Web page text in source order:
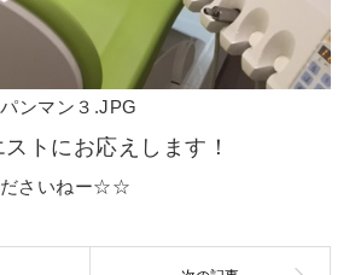
トにお応えします！
ださいねー☆☆